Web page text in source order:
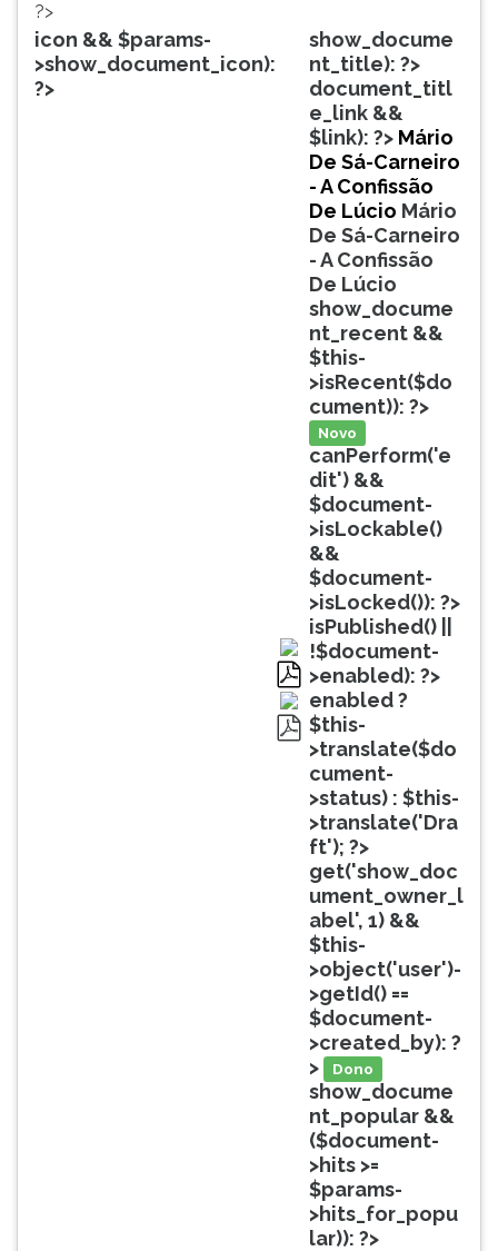
leitor
pausar
?>
icon && $params-
>show_document_icon):
?>
pdf
pdf
show_docume
nt_title): ?>
document_titl
e_link &&
$link): ?> Mário
De Sá-Carneiro
- A Confissão
De Lúcio Mário
De Sá-Carneiro
- A Confissão
De Lúcio
show_docume
nt_recent &&
$this-
>isRecent($do
cument)): ?>
Novo
canPerform('e
dit') &&
$document-
>isLockable()
&&
$document-
>isLocked()): ?>
isPublished() ||
!$document-
>enabled): ?>
enabled ?
$this-
>translate($do
cument-
>status) : $this-
>translate('Dra
ft'); ?>
get('show_doc
ument_owner_l
abel', 1) &&
$this-
>object('user')-
>getId() ==
$document-
>created_by): ?
>
Dono
show_docume
nt_popular &&
($document-
>hits >=
$params-
>hits_for_popu
lar)): ?>